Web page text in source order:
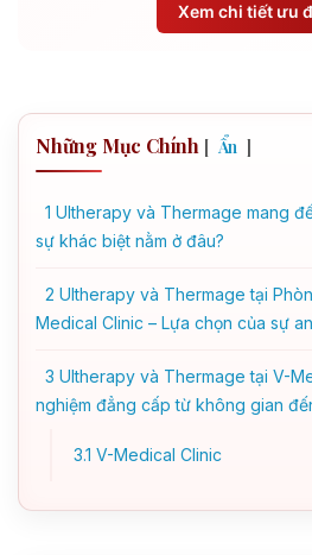
Xem chi tiết ưu
Những Mục Chính [ Ẩn ]
1 Ultherapy và Thermage mang
sự khác biệt nằm ở đâu?
2 Ultherapy và Thermage tại
Medical Clinic – Lựa chọn của sự
3 Ultherapy và Thermage tại V-
nghiệm đẳng cấp từ không gian
3.1 V-Medical Clinic